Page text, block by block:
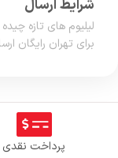
شرایط ارسال
لیلیوم های تازه
برای تهران رایگان
پرداخت نقدی